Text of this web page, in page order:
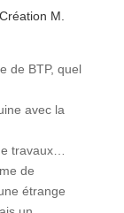
M.
de BTP, quel
avec la
travaux…
de
étrange